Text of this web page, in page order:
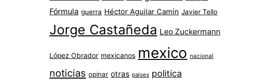
Fórmula guerra Héctor Aguilar Camín Javier Tello
Jorge Castañeda Leo Zuckermann
López Obrador mexicanos mexico nacional
noticias opinar otras paises politica